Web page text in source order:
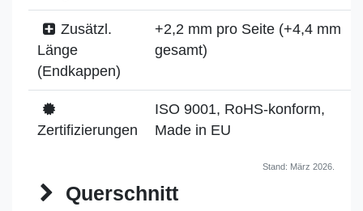
Zusätzl.
Länge
(Endkappen)
+2,2 mm pro Seite (+4,4 mm
gesamt)
Zertifizierungen
ISO 9001, RoHS-konform,
Made in EU
Stand: März 2026.
Querschnitt